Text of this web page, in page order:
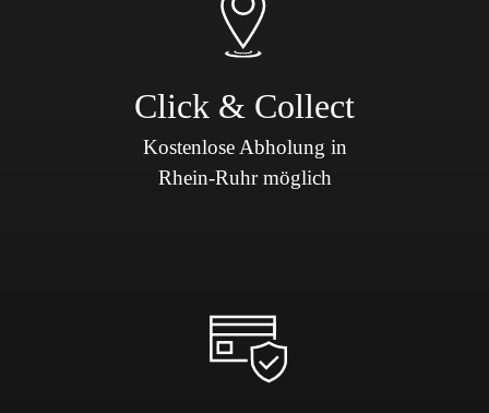
Click & Collect
Kostenlose Abholung in
Rhein-Ruhr möglich